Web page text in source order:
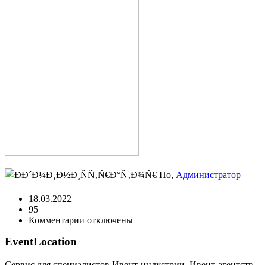
По, Администратор
18.03.2022
95
Комментарии котключены
EventLocation